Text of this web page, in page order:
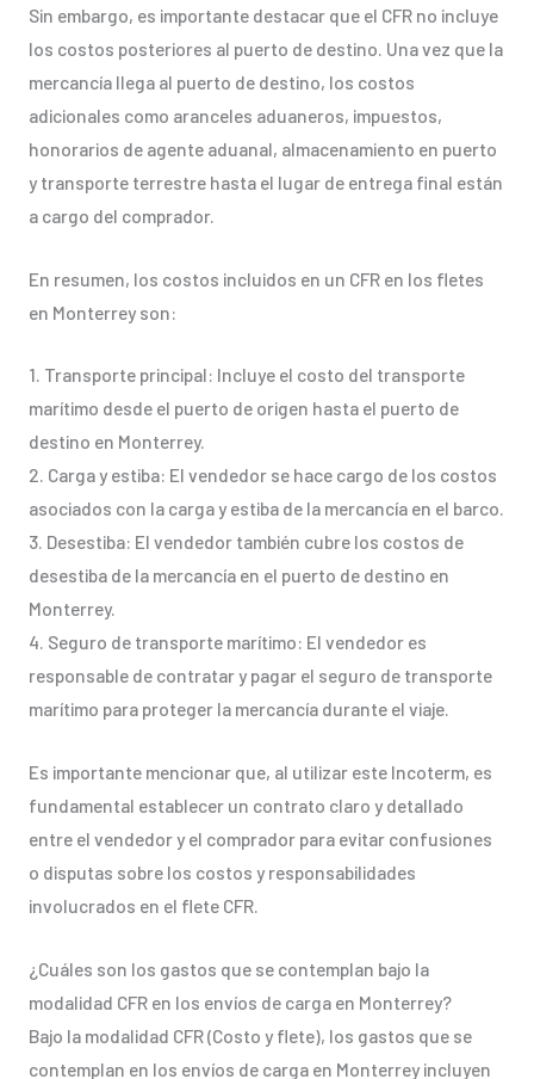
Sin embargo, es importante destacar que el CFR no incluye
los costos posteriores al puerto de destino. Una vez que la
mercancía llega al puerto de destino, los costos
adicionales como aranceles aduaneros, impuestos,
honorarios de agente aduanal, almacenamiento en puerto
y transporte terrestre hasta el lugar de entrega final están
a cargo del comprador.
En resumen, los costos incluidos en un CFR en los fletes
en Monterrey son:
1. Transporte principal: Incluye el costo del transporte
marítimo desde el puerto de origen hasta el puerto de
destino en Monterrey.
2. Carga y estiba: El vendedor se hace cargo de los costos
asociados con la carga y estiba de la mercancía en el barco.
3. Desestiba: El vendedor también cubre los costos de
desestiba de la mercancía en el puerto de destino en
Monterrey.
4. Seguro de transporte marítimo: El vendedor es
responsable de contratar y pagar el seguro de transporte
marítimo para proteger la mercancía durante el viaje.
Es importante mencionar que, al utilizar este Incoterm, es
fundamental establecer un contrato claro y detallado
entre el vendedor y el comprador para evitar confusiones
o disputas sobre los costos y responsabilidades
involucrados en el flete CFR.
¿Cuáles son los gastos que se contemplan bajo la
modalidad CFR en los envíos de carga en Monterrey?
Bajo la modalidad CFR (Costo y flete), los gastos que se
contemplan en los envíos de carga en Monterrey incluyen